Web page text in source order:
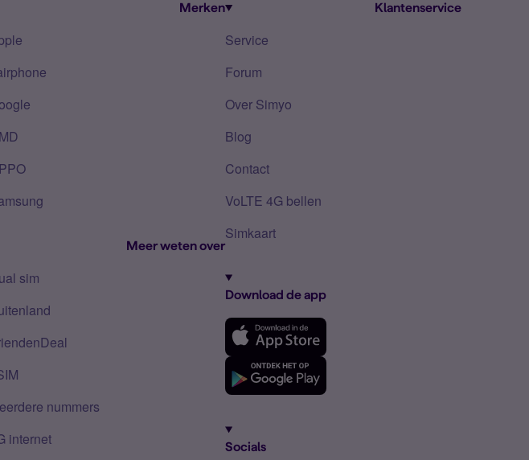
Merken
Meer weten over
sim
nummers
internet
Klantenservice
Service
Forum
Over Simyo
Blog
Contact
VoLTE 4G bellen
Simkaart
Download de app
Socials